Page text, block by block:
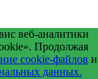
м2
веб-аналитики
Продолжая
cookie-файлов и
данных.